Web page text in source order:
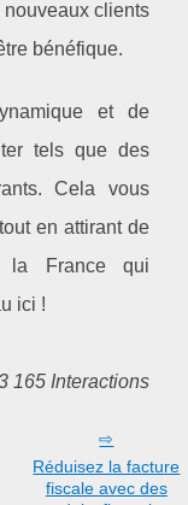
nouveaux clients
bénéfique.
et de
tels que des
Cela vous
en attirant de
la France qui
ici !
165 Interactions
Réduisez la facture
fiscale avec des